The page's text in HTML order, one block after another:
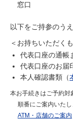
窓口
以下をご持参のう
＜お持ちいただく
代表口座の通帳
代表口座のお届
本人確認書類（
本お手続きはご予約対
順番にご案内いた
ATM・店舗のご案内